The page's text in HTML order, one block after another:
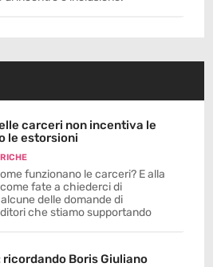
carceri non incentiva le
le estorsioni
funzionano le carceri? E alla
fate a chiederci di
delle domande di
che stiamo supportando
ricordando Boris Giuliano